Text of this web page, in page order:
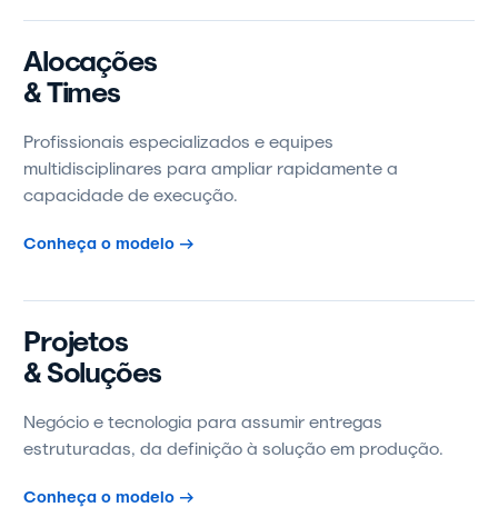
Alocações
& Times
Profissionais especializados e equipes
multidisciplinares para ampliar rapidamente a
capacidade de execução.
Conheça o modelo →
Projetos
& Soluções
Negócio e tecnologia para assumir entregas
estruturadas, da definição à solução em produção.
Conheça o modelo →